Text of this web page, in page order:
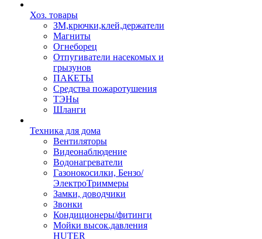
Хоз. товары
ЗМ,крючки,клей,держатели
Магниты
Огнеборец
Отпугиватели насекомых и
грызунов
ПАКЕТЫ
Средства пожаротушения
ТЭНы
Шланги
Техника для дома
Вентиляторы
Видеонаблюдение
Водонагреватели
Газонокосилки, Бензо/
ЭлектроТриммеры
Замки, доводчики
Звонки
Кондиционеры/фитинги
Мойки высок.давления
HUTER